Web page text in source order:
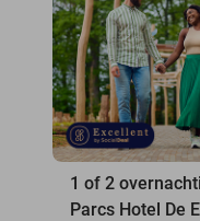
1 of 2
Parcs Hotel De